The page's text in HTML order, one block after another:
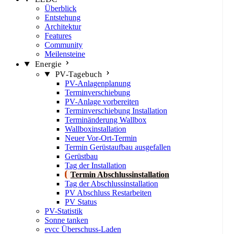
Überblick
Entstehung
Architektur
Features
Community
Meilensteine
Energie
PV-Tagebuch
PV-Anlagenplanung
Terminverschiebung
PV-Anlage vorbereiten
Terminverschiebung Installation
Terminänderung Wallbox
Wallboxinstallation
Neuer Vor-Ort-Termin
Termin Gerüstaufbau ausgefallen
Gerüstbau
Tag der Installation
Termin Abschlussinstallation
Tag der Abschlussinstallation
PV Abschluss Restarbeiten
PV Status
PV-Statistik
Sonne tanken
evcc Überschuss-Laden